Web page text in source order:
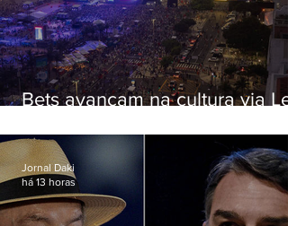
Bets avançam na cultura via Lei
artistas
Jornal Daki
há 13 horas